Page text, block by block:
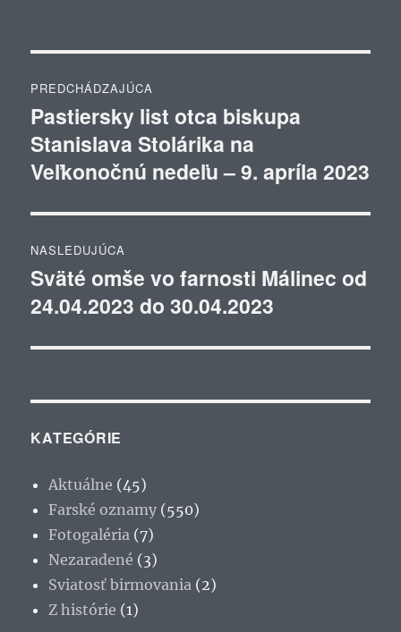
v
článku
PREDCHÁDZAJÚCA
Predchádzajúci
článok:
Pastiersky list otca biskupa
Stanislava Stolárika na
Veľkonočnú nedeľu – 9. apríla 2023
NASLEDUJÚCA
Ďalší
článok:
Sväté omše vo farnosti Málinec od
24.04.2023 do 30.04.2023
KATEGÓRIE
Aktuálne (45)
Farské oznamy (550)
Fotogaléria (7)
Nezaradené (3)
Sviatosť birmovania (2)
Z histórie (1)